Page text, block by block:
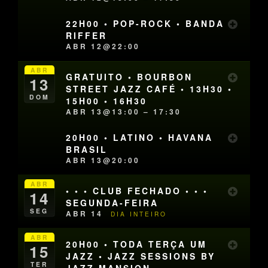
22H00 • POP-ROCK • BANDA
RIFFER
ABR 12@22:00
ABR
13
DOM
GRATUITO • BOURBON
STREET JAZZ CAFÉ • 13H30 •
15H00 • 16H30
ABR 13@13:00 – 17:30
20H00 • LATINO • HAVANA
BRASIL
ABR 13@20:00
ABR
14
SEG
• • • CLUB FECHADO • • •
SEGUNDA-FEIRA
ABR 14 DIA INTEIRO
ABR
15
TER
20H00 • TODA TERÇA UM
JAZZ • JAZZ SESSIONS BY